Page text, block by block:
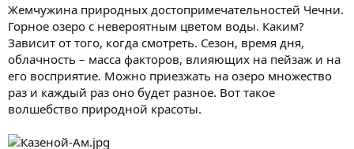
Жемчужина природных достопримечательностей Чечни.
Горное озеро с невероятным цветом воды. Каким?
Зависит от того, когда смотреть. Сезон, время дня,
облачность – масса факторов, влияющих на пейзаж и на
его восприятие. Можно приезжать на озеро множество
раз и каждый раз оно будет разное. Вот такое
волшебство природной красоты.